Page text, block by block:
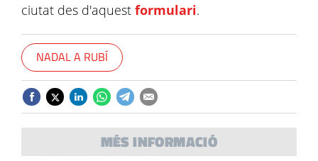
ciutat des d'aquest formulari.
NADAL A RUBÍ
MÉS INFORMACIÓ